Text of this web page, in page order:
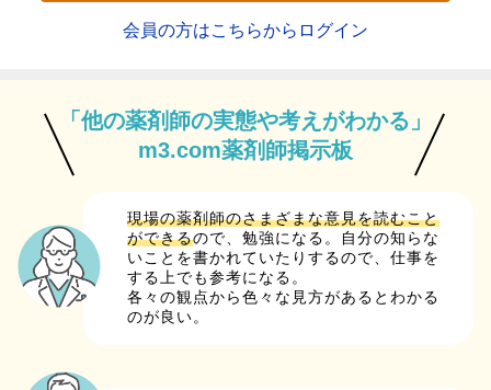
会員の方はこちらからログイン
「他の薬剤師の実態や考えがわかる」
m3.com薬剤師掲示板
現場の薬剤師のさまざまな意見を読むこと
ができるので、勉強になる。自分の知らな
いことを書かれていたりするので、仕事を
する上でも参考になる。
各々の観点から色々な見方があるとわかる
のが良い。